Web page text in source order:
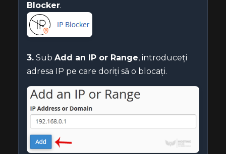
Blocker.
3. Sub Add an IP or Range, introduceți
adresa IP pe care doriți să o blocați.